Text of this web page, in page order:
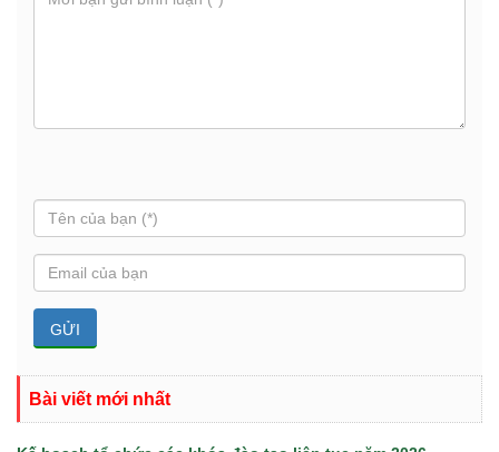
Bài viết mới nhất